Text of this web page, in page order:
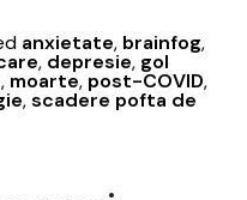
anxietate, brainfog,
, depresie, gol
, moarte, post-COVID,
,scadere pofta de